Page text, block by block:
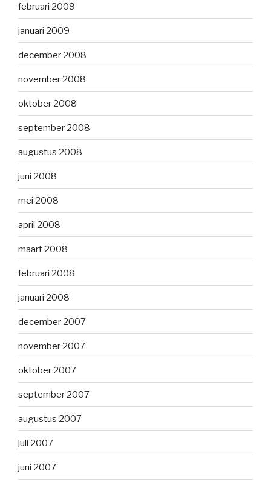
februari 2009
januari 2009
december 2008
november 2008
oktober 2008
september 2008
augustus 2008
juni 2008
mei 2008
april 2008
maart 2008
februari 2008
januari 2008
december 2007
november 2007
oktober 2007
september 2007
augustus 2007
juli 2007
juni 2007